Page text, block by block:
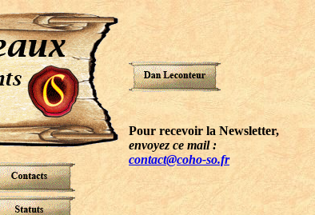
Pour recevoir la Newsletter,
envoyez ce mail :
contact@coho-so.fr